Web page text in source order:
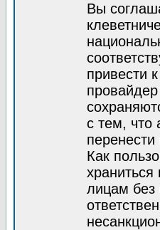
Вы
привести
с тем, что
Как
лицам без